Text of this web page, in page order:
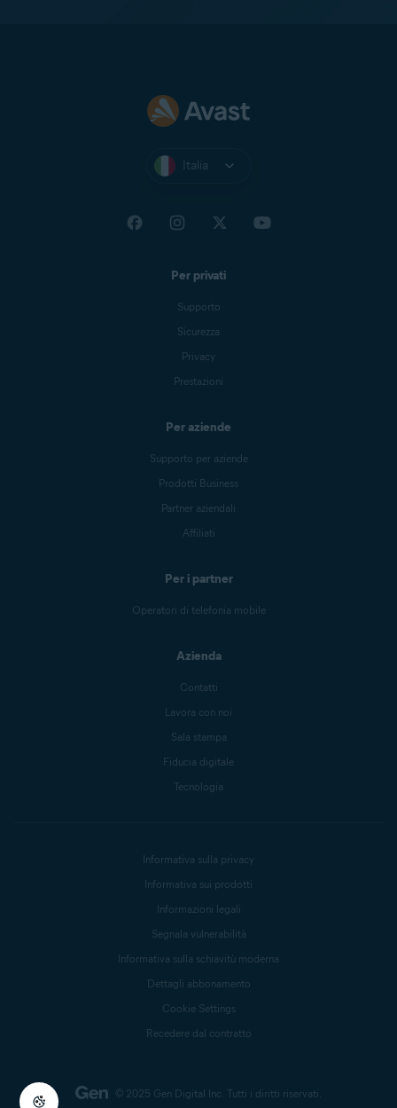
Italia
Per privati
Supporto
Sicurezza
Privacy
Prestazioni
Per aziende
Supporto per aziende
Prodotti Business
Partner aziendali
Affiliati
Per i partner
Operatori di telefonia mobile
Azienda
Contatti
Lavora con noi
Sala stampa
Fiducia digitale
Tecnologia
© 2025 Gen Digital Inc. Tutti i diritti riservati.
Informativa sulla privacy
Informativa sui prodotti
Informazioni legali
Segnala vulnerabilità
Informativa sulla schiavitù moderna
Dettagli abbonamento
Cookie Settings
Recedere dal contratto